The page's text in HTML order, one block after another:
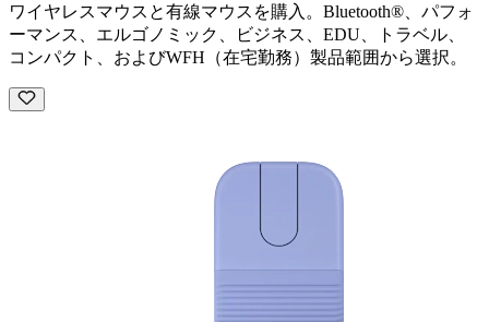
ワイヤレスマウスと有線マウスを購入。Bluetooth®、パフォ
ーマンス、エルゴノミック、ビジネス、EDU、トラベル、
コンパクト、およびWFH（在宅勤務）製品範囲から選択。